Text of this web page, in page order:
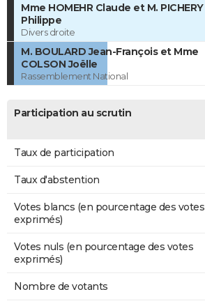
Mme HOMEHR Claude et M. PICHERY
Philippe
Divers droite
M. BOULARD Jean-François et Mme
COLSON Joëlle
Rassemblement National
Participation au scrutin
Taux de participation
Taux d'abstention
Votes blancs (en pourcentage des votes
exprimés)
Votes nuls (en pourcentage des votes
exprimés)
Nombre de votants